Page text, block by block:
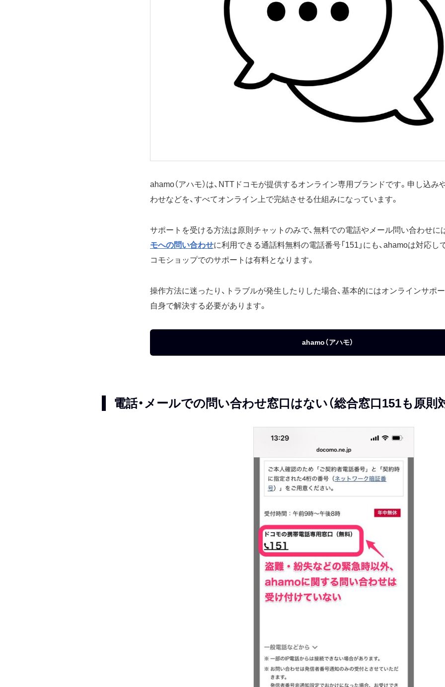
ahamo（アハモ）は、NTTドコモが提供するオンライン専用ブランドです。申し込み
わせなどを、すべてオンライン上で完結させる仕組みになっています。
サポートを受ける方法は原則チャットのみで、無料での電話やメール問い合わせに
モへの問い合わせに利用できる通話料無料の電話番号「151」にも、ahamoは対応し
コモショップでのサポートは有料となります。
操作方法に迷ったり、トラブルが発生したりした場合、基本的にはオンラインサポ
自身で解決する必要があります。
ahamo（アハモ）
電話・メールでの問い合わせ窓口はない（総合窓口151も原則